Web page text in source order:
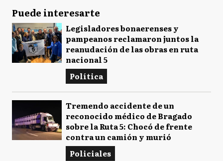
Puede interesarte
Legisladores bonaerenses y
pampeanos reclamaron juntos la
reanudación de las obras en ruta
nacional 5
Política
Tremendo accidente de un
reconocido médico de Bragado
sobre la Ruta 5: Chocó de frente
contra un camión y murió
Policiales